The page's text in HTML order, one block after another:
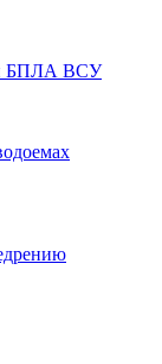
БПЛА ВСУ